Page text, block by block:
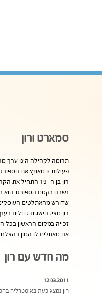
סמארט ורון
תרומה לקהילה הינו ערך
פעילות זו מאמץ את
רון בן ה- 19
נשבה בקסם הספורט. הוא
שדורש מהאתלטים העוסקים
זכייה במקום הראשון בכל
אנו מאחלים לו המון
מה חדש עם רון
12.03.2011
רון נמצא כעת באוסטרליה